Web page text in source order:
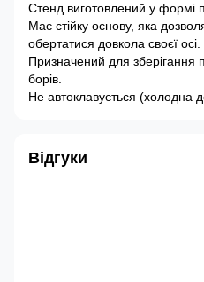
Стенд виготовлений у формі
Має стійку основу, яка
обертатися довкола своєї осі.
Призначений для зберігання
борів.
Не автоклавується (холодна
Відгуки